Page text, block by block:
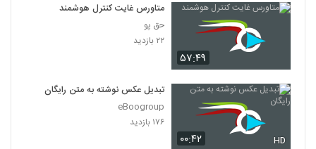
۵۷:۴۹
متاورس غایت کنترل هوشمند
حق پو
۲۲ بازدید
۰۰:۴۲ HD
تبدیل عکس نوشته به متن رایگان
eBoogroup
۱۷۶ بازدید